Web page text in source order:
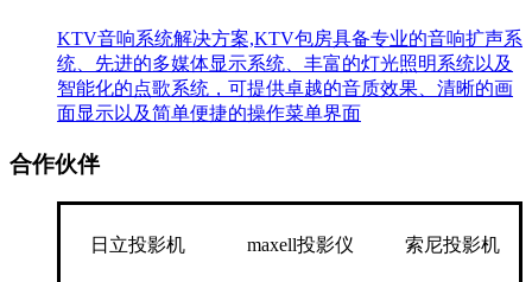
KTV音响系统解决方案,KTV包房具备专业的音响扩声系
统、先进的多媒体显示系统、丰富的灯光照明系统以及
智能化的点歌系统，可提供卓越的音质效果、清晰的画
面显示以及简单便捷的操作菜单界面
合作伙伴
日立投影机 maxell投影仪 索尼投影机